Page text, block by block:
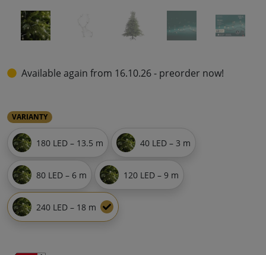
Available again from 16.10.26 - preorder now!
VARIANTY
180 LED – 13.5 m 40 LED – 3 m
80 LED – 6 m 120 LED – 9 m
240 LED – 18 m